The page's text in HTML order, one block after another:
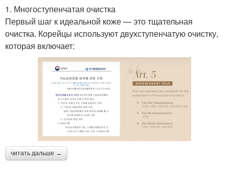
1. Многоступенчатая очистка
Первый шаг к идеальной коже — это тщательная
очистка. Корейцы используют двухступенчатую очистку,
которая включает:
читать дальше →